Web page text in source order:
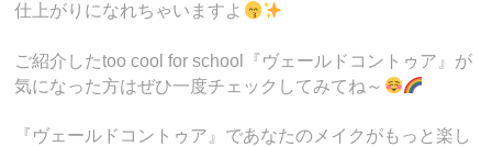
仕上がりになれちゃいますよ
ご紹介したtoo cool for school『ヴェールドコントゥア』が
気になった方はぜひ一度チェックしてみてね～
『ヴェールドコントゥア』であなたのメイクがもっと楽し